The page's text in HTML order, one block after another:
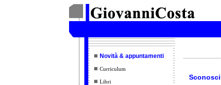
Novità & appuntamenti
Curriculum
Libri